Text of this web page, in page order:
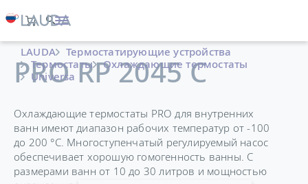
LAUDA
Термостатирующие устройства
Термостаты
Охлаждающие термостаты
Universa
PRO RP 2045 C
Охлаждающие термостаты PRO для внутренних
ванн имеют диапазон рабочих температур от -100
до 200 °C. Многоступенчатый регулируемый насос
обеспечивает хорошую гомогенность ванны. С
размерами ванн от 10 до 30 литров и мощностью